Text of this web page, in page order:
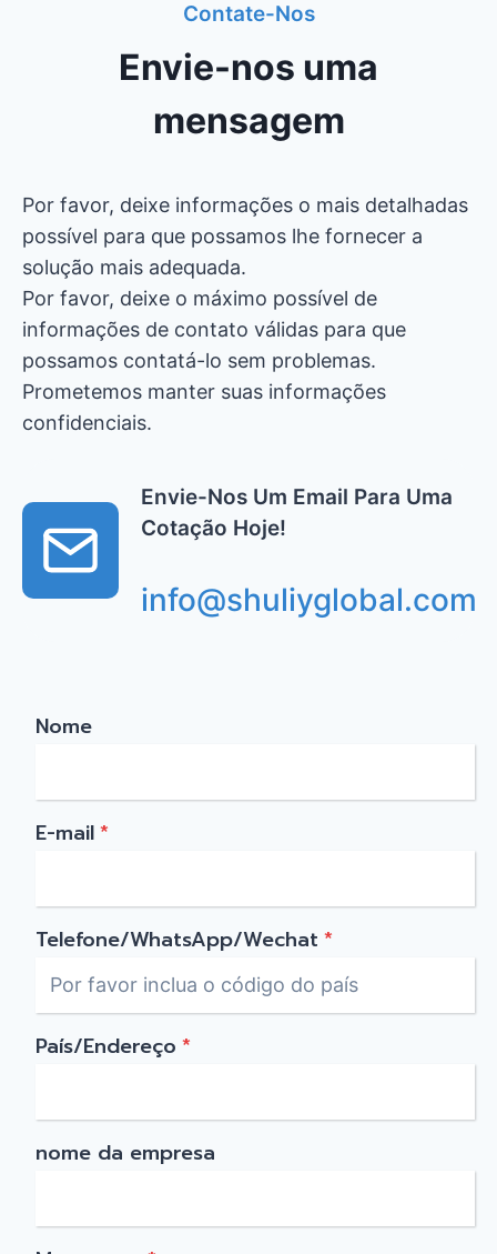
Contate-Nos
Envie-nos uma
mensagem
Por favor, deixe informações o mais detalhadas
possível para que possamos lhe fornecer a
solução mais adequada.
Por favor, deixe o máximo possível de
informações de contato válidas para que
possamos contatá-lo sem problemas.
Prometemos manter suas informações
confidenciais.
Envie-Nos Um Email Para Uma
Cotação Hoje!
info@shuliyglobal.com
Nome
E-mail*
Telefone/WhatsApp/Wechat *
País/Endereço *
nome da empresa